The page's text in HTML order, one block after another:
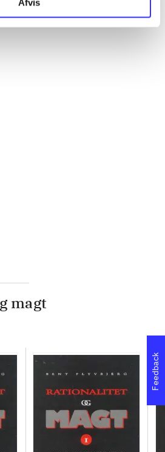
Afvis
fordelt på udgivelser
magt
Feedback